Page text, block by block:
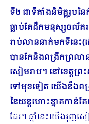
ទី២ ជាទីតាំងនិមិត្តរូបន
ធ្លាប់តែដឹកមនុស្សចល័
រាប់លាននាក់មកទីនេះ
បានកែនិងពង្រីកព្រល
សៀមរាប។ នៅខេត្តព្
ទៅមុខទៀត យើងនឹងព
នៃយន្តហោះខ្នាតកាន់ត
ដែរ។ ឆ្នាំនេះយើងរុញ